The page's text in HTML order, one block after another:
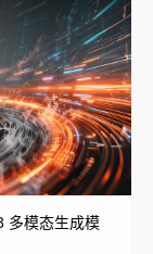
多模态生成模